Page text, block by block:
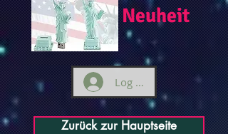
Neuheit
Log ind
Zurück zur Hauptseite